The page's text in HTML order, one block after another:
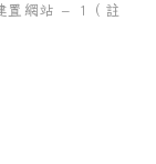
置網站 – 1（註